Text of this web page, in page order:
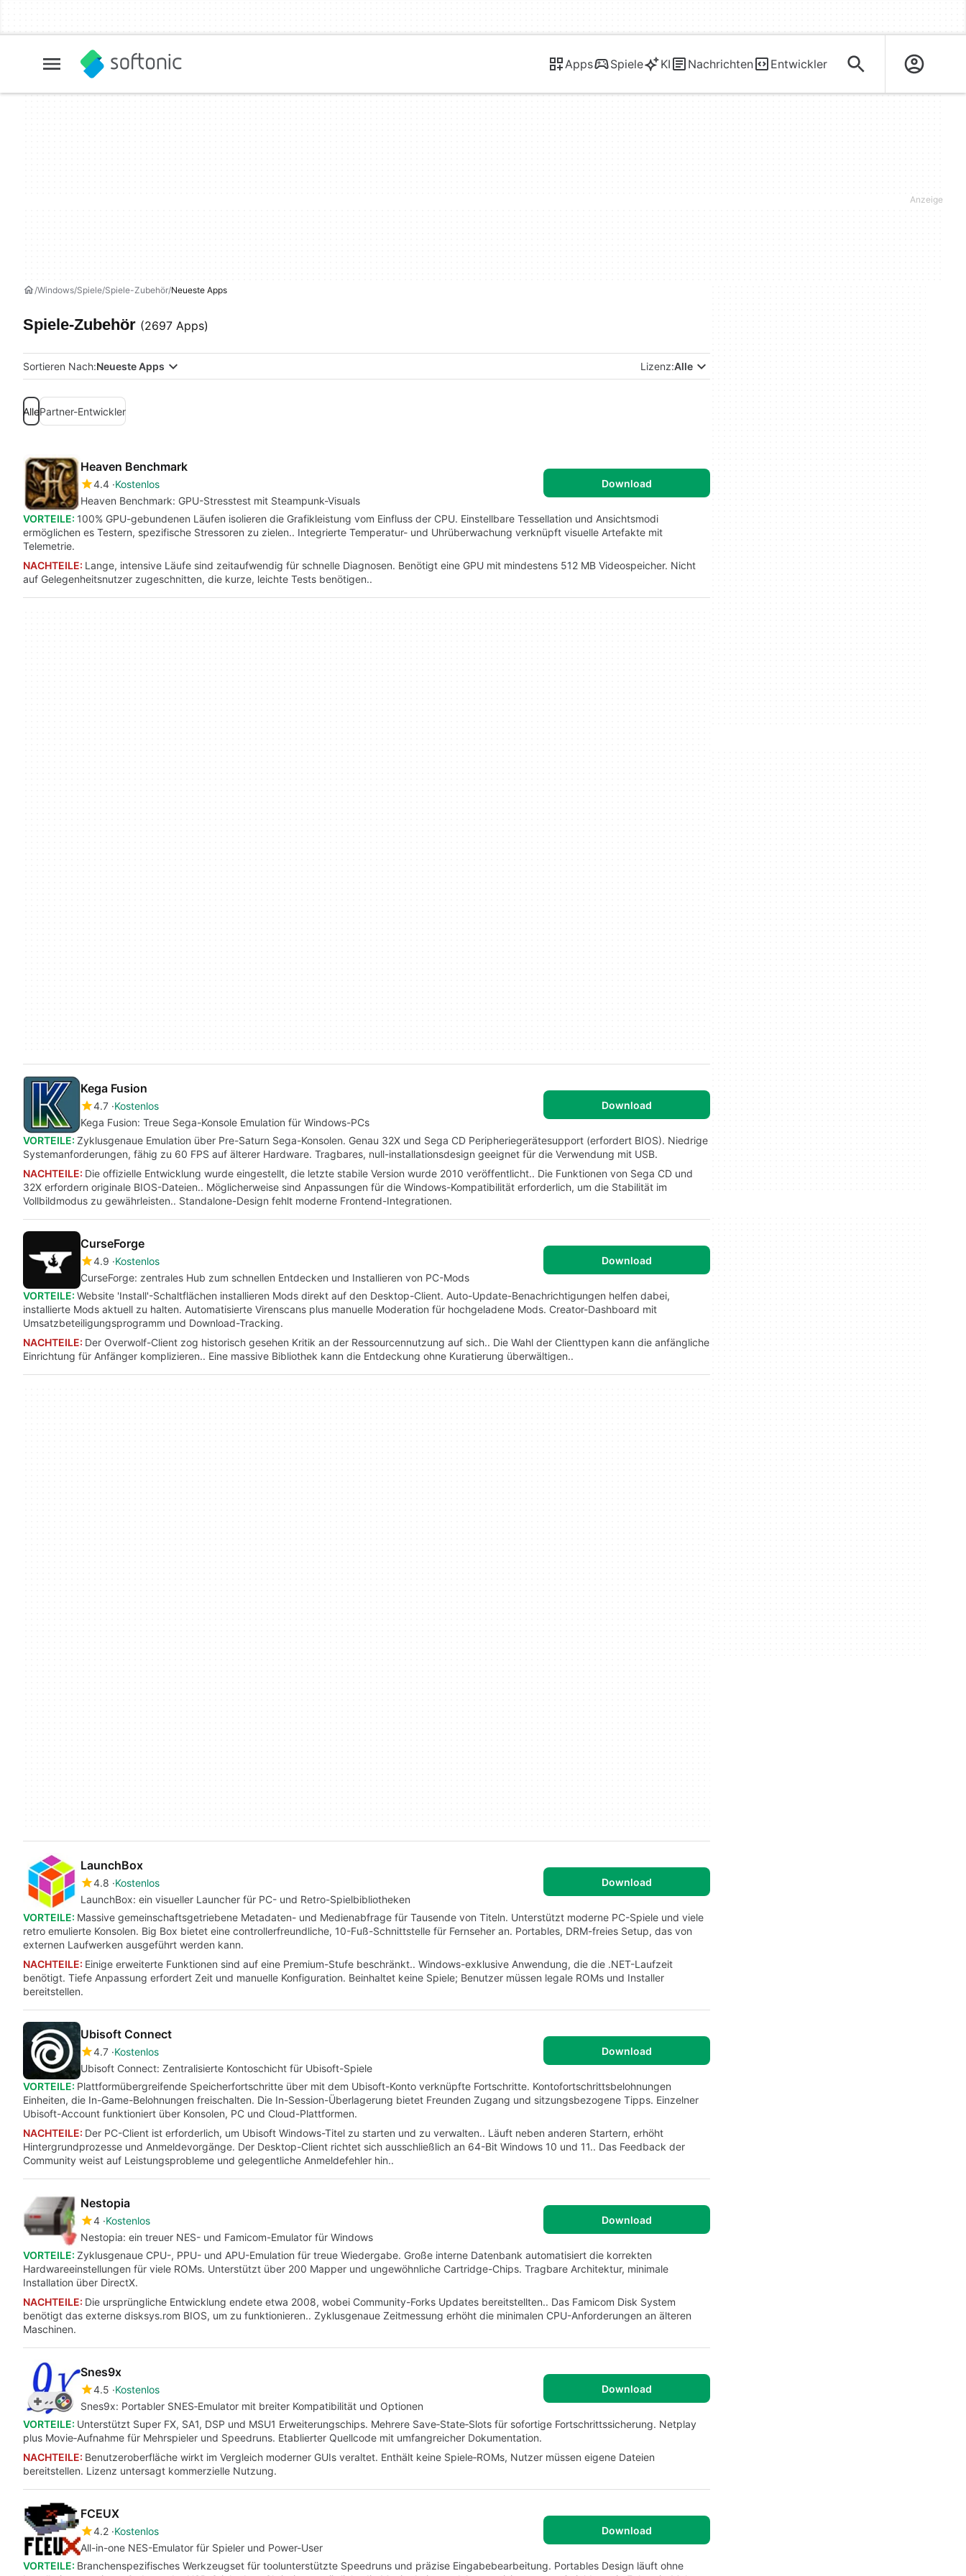
Apps Spiele KI Nachrichten Entwickler
Windows Spiele Spiele-Zubehör Neueste Apps
Spiele-Zubehör (2697 Apps)
Sortieren Nach:Neueste Apps Lizenz:Alle
AllePartner-Entwickler
Heaven Benchmark
4.4 Kostenlos
Heaven Benchmark: GPU-Stresstest mit Steampunk-Visuals
Download
VORTEILE: 100% GPU-gebundenen Läufen isolieren die Grafikleistung vom Einfluss der CPU. Einstellbare Tessellation und Ansichtsmodi
ermöglichen es Testern, spezifische Stressoren zu zielen.. Integrierte Temperatur- und Uhrüberwachung verknüpft visuelle Artefakte mit
Telemetrie.
NACHTEILE: Lange, intensive Läufe sind zeitaufwendig für schnelle Diagnosen. Benötigt eine GPU mit mindestens 512 MB Videospeicher. Nicht
auf Gelegenheitsnutzer zugeschnitten, die kurze, leichte Tests benötigen..
Kega Fusion
4.7 Kostenlos
Kega Fusion: Treue Sega-Konsole Emulation für Windows-PCs
Download
VORTEILE: Zyklusgenaue Emulation über Pre-Saturn Sega-Konsolen. Genau 32X und Sega CD Peripheriegerätesupport (erfordert BIOS). Niedrige
Systemanforderungen, fähig zu 60 FPS auf älterer Hardware. Tragbares, null-installationsdesign geeignet für die Verwendung mit USB.
NACHTEILE: Die offizielle Entwicklung wurde eingestellt, die letzte stabile Version wurde 2010 veröffentlicht.. Die Funktionen von Sega CD und
32X erfordern originale BIOS-Dateien.. Möglicherweise sind Anpassungen für die Windows-Kompatibilität erforderlich, um die Stabilität im
Vollbildmodus zu gewährleisten.. Standalone-Design fehlt moderne Frontend-Integrationen.
CurseForge
4.9 Kostenlos
CurseForge: zentrales Hub zum schnellen Entdecken und Installieren von PC-Mods
Download
VORTEILE: Website 'Install'-Schaltflächen installieren Mods direkt auf den Desktop-Client. Auto-Update-Benachrichtigungen helfen dabei,
installierte Mods aktuell zu halten. Automatisierte Virenscans plus manuelle Moderation für hochgeladene Mods. Creator-Dashboard mit
Umsatzbeteiligungsprogramm und Download-Tracking.
NACHTEILE: Der Overwolf-Client zog historisch gesehen Kritik an der Ressourcennutzung auf sich.. Die Wahl der Clienttypen kann die anfängliche
Einrichtung für Anfänger komplizieren.. Eine massive Bibliothek kann die Entdeckung ohne Kuratierung überwältigen..
LaunchBox
4.8 Kostenlos
LaunchBox: ein visueller Launcher für PC- und Retro-Spielbibliotheken
Download
VORTEILE: Massive gemeinschaftsgetriebene Metadaten- und Medienabfrage für Tausende von Titeln. Unterstützt moderne PC-Spiele und viele
retro emulierte Konsolen. Big Box bietet eine controllerfreundliche, 10-Fuß-Schnittstelle für Fernseher an. Portables, DRM-freies Setup, das von
externen Laufwerken ausgeführt werden kann.
NACHTEILE: Einige erweiterte Funktionen sind auf eine Premium-Stufe beschränkt.. Windows-exklusive Anwendung, die die .NET-Laufzeit
benötigt. Tiefe Anpassung erfordert Zeit und manuelle Konfiguration. Beinhaltet keine Spiele; Benutzer müssen legale ROMs und Installer
bereitstellen.
Ubisoft Connect
4.7 Kostenlos
Ubisoft Connect: Zentralisierte Kontoschicht für Ubisoft-Spiele
Download
VORTEILE: Plattformübergreifende Speicherfortschritte über mit dem Ubisoft-Konto verknüpfte Fortschritte. Kontofortschrittsbelohnungen
Einheiten, die In-Game-Belohnungen freischalten. Die In-Session-Überlagerung bietet Freunden Zugang und sitzungsbezogene Tipps. Einzelner
Ubisoft-Account funktioniert über Konsolen, PC und Cloud-Plattformen.
NACHTEILE: Der PC-Client ist erforderlich, um Ubisoft Windows-Titel zu starten und zu verwalten.. Läuft neben anderen Startern, erhöht
Hintergrundprozesse und Anmeldevorgänge. Der Desktop-Client richtet sich ausschließlich an 64-Bit Windows 10 und 11.. Das Feedback der
Community weist auf Leistungsprobleme und gelegentliche Anmeldefehler hin..
Nestopia
4 Kostenlos
Nestopia: ein treuer NES- und Famicom-Emulator für Windows
Download
VORTEILE: Zyklusgenaue CPU-, PPU- und APU-Emulation für treue Wiedergabe. Große interne Datenbank automatisiert die korrekten
Hardwareeinstellungen für viele ROMs. Unterstützt über 200 Mapper und ungewöhnliche Cartridge-Chips. Tragbare Architektur, minimale
Installation über DirectX.
NACHTEILE: Die ursprüngliche Entwicklung endete etwa 2008, wobei Community-Forks Updates bereitstellten.. Das Famicom Disk System
benötigt das externe disksys.rom BIOS, um zu funktionieren.. Zyklusgenaue Zeitmessung erhöht die minimalen CPU-Anforderungen an älteren
Maschinen.
Snes9x
4.5 Kostenlos
Snes9x: Portabler SNES‑Emulator mit breiter Kompatibilität und Optionen
Download
VORTEILE: Unterstützt Super FX, SA1, DSP und MSU1 Erweiterungschips. Mehrere Save‑State‑Slots für sofortige Fortschrittssicherung. Netplay
plus Movie‑Aufnahme für Mehrspieler und Speedruns. Etablierter Quellcode mit umfangreicher Dokumentation.
NACHTEILE: Benutzeroberfläche wirkt im Vergleich moderner GUIs veraltet. Enthält keine Spiele‑ROMs, Nutzer müssen eigene Dateien
bereitstellen. Lizenz untersagt kommerzielle Nutzung.
FCEUX
4.2 Kostenlos
All-in-one NES-Emulator für Spieler und Power-User
Download
VORTEILE: Branchenspezifisches Werkzeugset für toolunterstützte Speedruns und präzise Eingabebearbeitung. Portables Design läuft ohne